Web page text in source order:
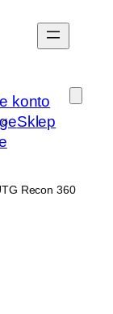
konto
Sklep
Recon 360